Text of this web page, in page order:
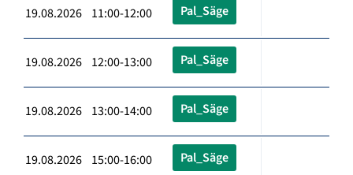
19.08.2026 11:00-12:00 Pal_Säge
19.08.2026 12:00-13:00 Pal_Säge
19.08.2026 13:00-14:00 Pal_Säge
19.08.2026 15:00-16:00 Pal_Säge